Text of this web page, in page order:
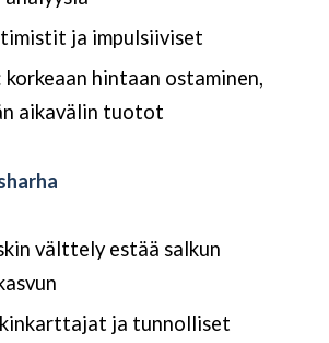
ja impulsiiviset
korkeaan hintaan ostaminen,
aikavälin tuotot
välttely estää salkun
ja tunnolliset